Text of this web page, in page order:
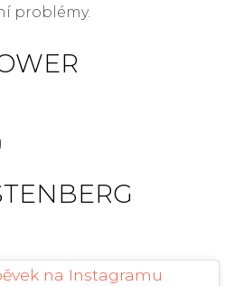
problémy.
na Instagramu